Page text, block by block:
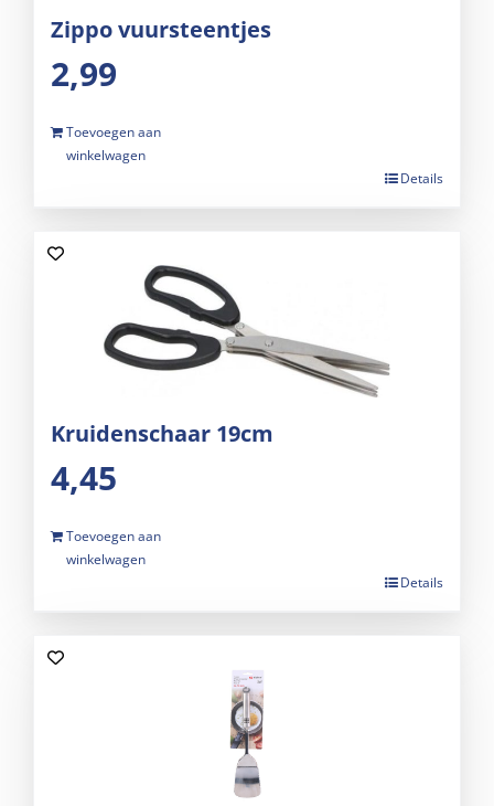
Zippo vuursteentjes
2,99
Toevoegen aan
winkelwagen
Details
Kruidenschaar 19cm
4,45
Toevoegen aan
winkelwagen
Details